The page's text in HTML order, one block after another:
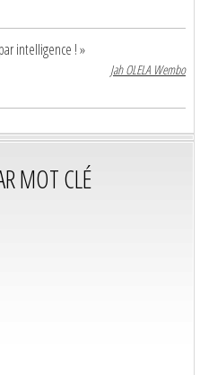
intelligence ! »
Jah OLELA Wembo
MOT CLÉ